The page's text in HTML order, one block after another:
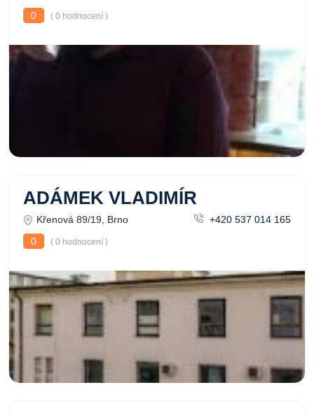
0
( 0 hodnocení )
ADÁMEK VLADIMÍR
Křenová 89/19, Brno
+420 537 014 165
0
( 0 hodnocení )